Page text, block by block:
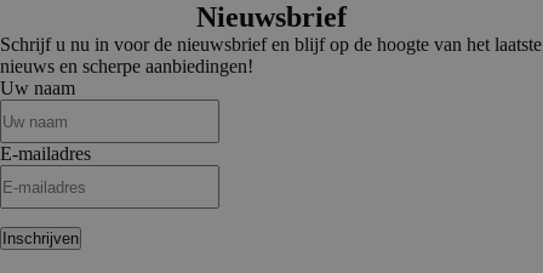
Nieuwsbrief
Schrijf u nu in voor de nieuwsbrief en blijf op de hoogte van het laatste
nieuws en scherpe aanbiedingen!
Uw naam
E-mailadres
Inschrijven